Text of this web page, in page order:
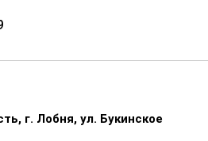
г. Лобня, ул. Букинское